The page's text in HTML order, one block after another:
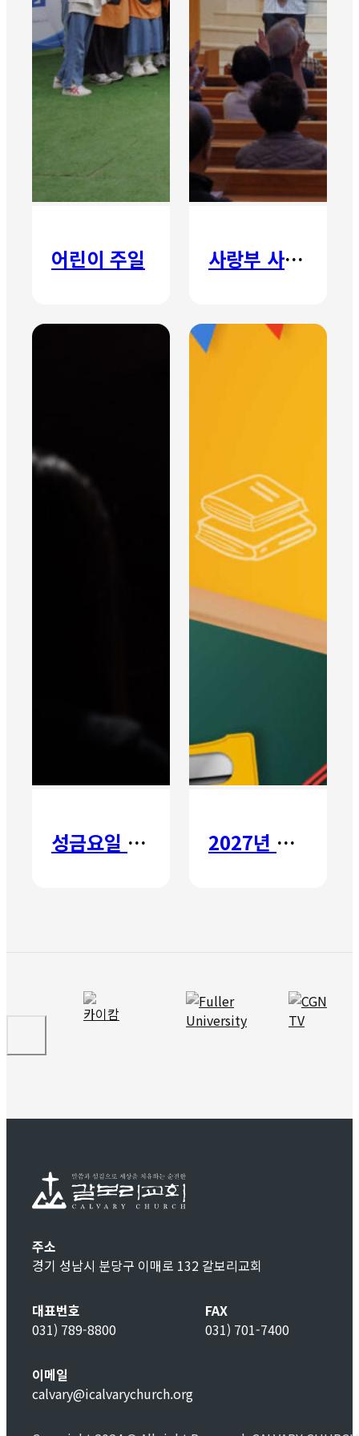
어린이 주일 사랑부 사랑주일
성금요일 칸타타 2027년 갈보리 어학원 유치부 신입생 모집
주소
경기 성남시 분당구 이매로 132 갈보리교회
대표번호
031) 789-8800
FAX
031) 701-7400
이메일
calvary@icalvarychurch.org